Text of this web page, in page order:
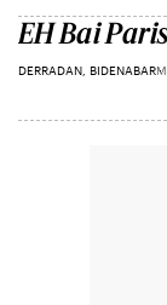
EH Bai
DERRADAN, BIDENABAR